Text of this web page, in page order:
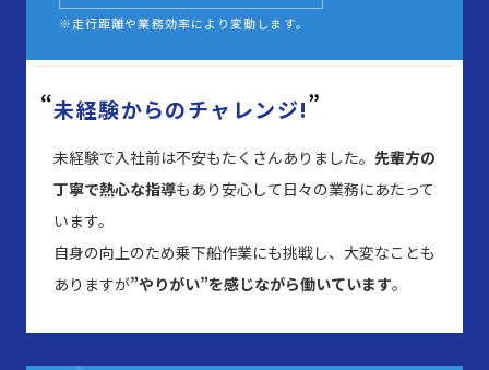
※走行距離や業務効率により変動します。
未経験からのチャレンジ!
未経験で入社前は不安もたくさんありました。 先輩方の
丁寧で熱心な指導もあり安心して日々の業務にあたって
います。
自身の向上のため乗下船作業にも挑戦し、大変なことも
ありますが”やりがい”を感じながら働いています。